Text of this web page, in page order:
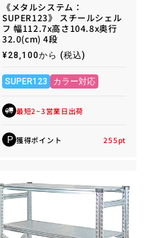
《メタルシステム：
SUPER123》 スチールシェル
フ 幅112.7x高さ104.8x奥行
32.0(cm) 4段
通
価
格
¥28,100から (税込)
SUPER123 カラー対応
最短2~3営業日出荷
P 獲得ポイント 255pt